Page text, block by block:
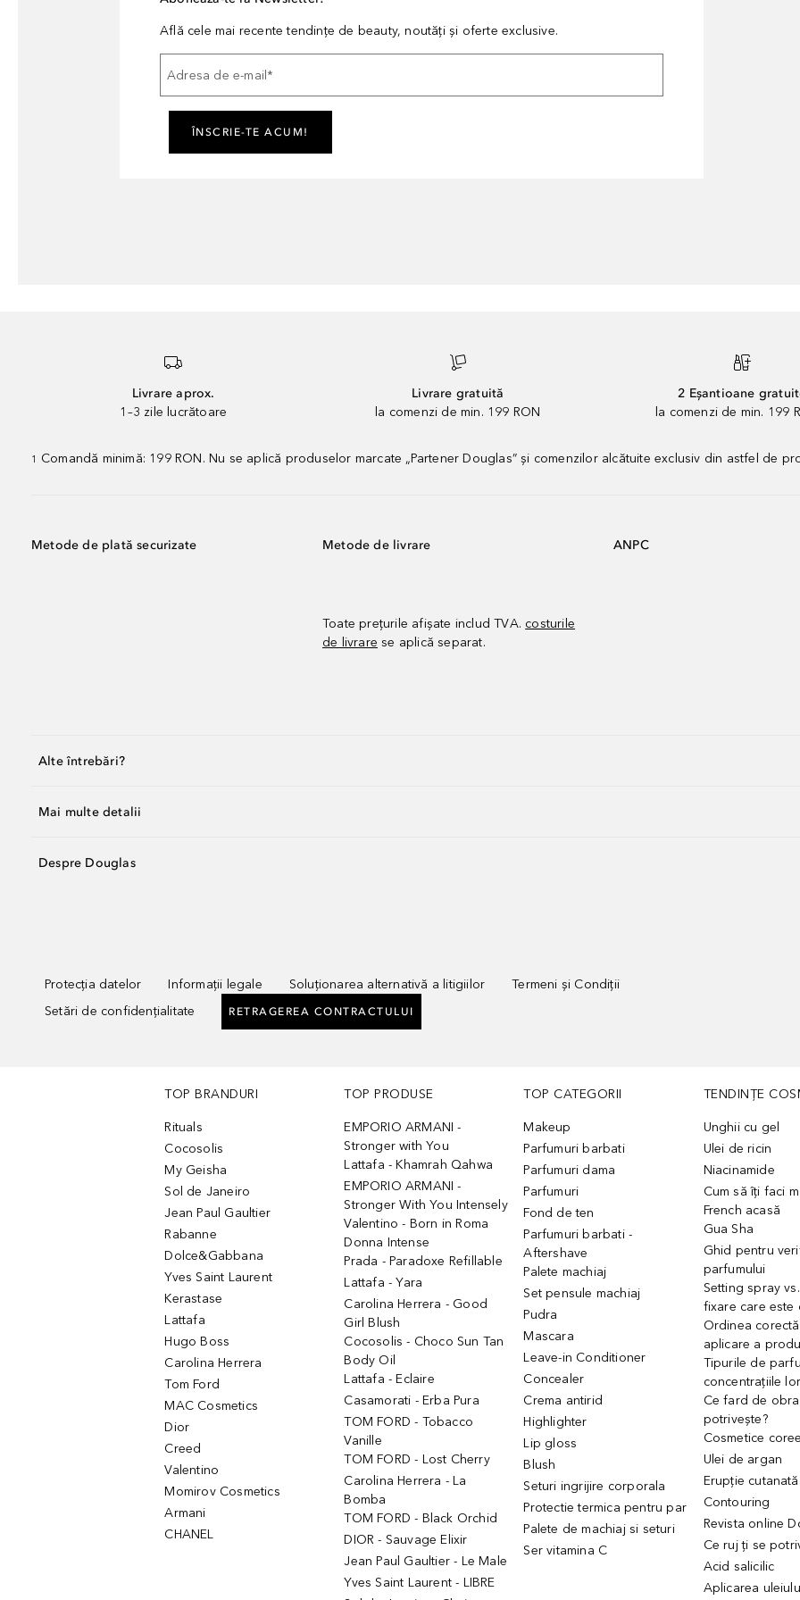
Află cele mai recente tendințe de beauty, noutăți și oferte exclusive.
Adresa de e-mail *
ÎNSCRIE-TE ACUM!
Livrare aprox.
1–3 zile lucrătoare
Livrare gratuită
la comenzi de min. 199 RON
2 Eșantioane
la comenzi de min. 199
1 Comandă minimă: 199 RON. Nu se aplică produselor marcate „Partener Douglas” și comenzilor alcătuite exclusiv din astfel de
Metode de plată securizate Metode de livrare
Toate prețurile afișate includ TVA. costurile
de livrare se aplică separat.
ANPC
Alte întrebări?
Mai multe detalii
Despre Douglas
Protecția datelor Informații legale Soluționarea alternativă a litigiilor
Termeni și Condiții
Setări de confidențialitate
RETRAGEREA CONTRACTULUI
TOP BRANDURI
Rituals
Cocosolis
My Geisha
Sol de Janeiro
Jean Paul Gaultier
Rabanne
Dolce&Gabbana
Yves Saint Laurent
Kerastase
Lattafa
Hugo Boss
Carolina Herrera
Tom Ford
MAC Cosmetics
Dior
Creed
Valentino
Momirov Cosmetics
Armani
CHANEL
TOP PRODUSE
EMPORIO ARMANI -
Stronger with You
Lattafa - Khamrah Qahwa
EMPORIO ARMANI -
Stronger With You Intensely
Valentino - Born in Roma
Donna Intense
Prada - Paradoxe Refillable
Lattafa - Yara
Carolina Herrera - Good
Girl Blush
Cocosolis - Choco Sun Tan
Body Oil
Lattafa - Eclaire
Casamorati - Erba Pura
TOM FORD - Tobacco
Vanille
TOM FORD - Lost Cherry
Carolina Herrera - La
Bomba
TOM FORD - Black Orchid
DIOR - Sauvage Elixir
Jean Paul Gaultier - Le Male
Yves Saint Laurent - LIBRE
TOP CATEGORII
Makeup
Parfumuri barbati
Parfumuri dama
Parfumuri
Fond de ten
Parfumuri barbati -
Aftershave
Palete machiaj
Set pensule machiaj
Pudra
Mascara
Leave-in Conditioner
Concealer
Crema antirid
Highlighter
Lip gloss
Blush
Seturi ingrijire corporala
Protectie termica pentru par
Palete de machiaj si seturi
Ser vitamina C
TENDINȚE
Unghii cu gel
Ulei de ricin
Niacinamide
Cum să îți faci
French acasă
Gua Sha
Ghid pentru
parfumului
Setting spray
fixare care este
Ordinea
aplicare a
Tipurile de
concentrațiile
Ce fard de
potrivește?
Cosmetice
Ulei de argan
Erupție
Contouring
Revista online
Ce ruj ți se
Acid salicilic
Aplicarea